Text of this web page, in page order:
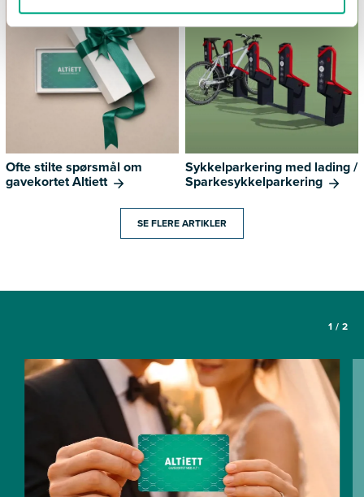
Ofte stilte spørsmål om
gavekortet Altiett
Sykkelparkering med lading /
Sparkesykkelparkering
SE FLERE ARTIKLER
1 / 2